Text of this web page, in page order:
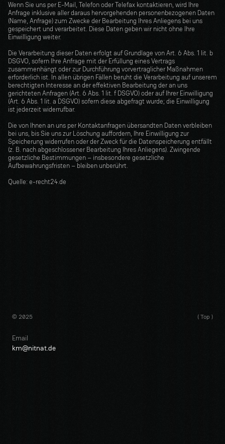
Wenn Sie uns per E-Mail, Telefon oder Telefax kontaktieren, wird Ihre
Anfrage inklusive aller daraus hervorgehenden personenbezogenen Daten
(Name, Anfrage) zum Zwecke der Bearbeitung Ihres Anliegens bei uns
gespeichert und verarbeitet. Diese Daten geben wir nicht ohne Ihre
Einwilligung weiter.
Die Verarbeitung dieser Daten erfolgt auf Grundlage von Art. 6 Abs. 1 lit. b
DSGVO, sofern Ihre Anfrage mit der Erfüllung eines Vertrags
zusammenhängt oder zur Durchführung vorvertraglicher Maßnahmen
erforderlich ist. In allen übrigen Fällen beruht die Verarbeitung auf unserem
berechtigten Interesse an der effektiven Bearbeitung der an uns
gerichteten Anfragen (Art. 6 Abs. 1 lit. f DSGVO) oder auf Ihrer Einwilligung
(Art. 6 Abs. 1 lit. a DSGVO) sofern diese abgefragt wurde; die Einwilligung
ist jederzeit widerrufbar.
Die von Ihnen an uns per Kontaktanfragen übersandten Daten verbleiben
bei uns, bis Sie uns zur Löschung auffordern, Ihre Einwilligung zur
Speicherung widerrufen oder der Zweck für die Datenspeicherung entfällt
(z. B. nach abgeschlossener Bearbeitung Ihres Anliegens). Zwingende
gesetzliche Bestimmungen – insbesondere gesetzliche
Aufbewahrungsfristen – bleiben unberührt.
Quelle: e-recht24.de
© 2025
Email
km@nitnat.de
( Top )